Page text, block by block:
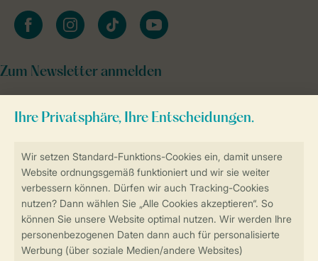
Sicher und schnell zur Online-Buchung
Sichere Datenübertragung
Sicheres Bezahlen
facebookinstagramtiktok youtube
Zum Newsletter anmelden